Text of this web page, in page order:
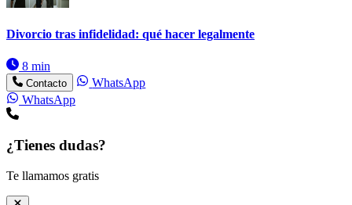
Divorcio tras infidelidad: qué hacer legalmente
8 min
Contacto
WhatsApp
WhatsApp
¿Tienes dudas?
Te llamamos gratis